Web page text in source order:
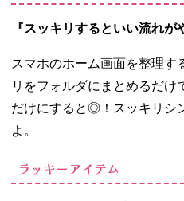
『スッキリするといい流れが
スマホのホーム画面を整理す
リをフォルダにまとめるだけ
だけにすると◎！スッキリシ
よ。
ラッキーアイテム